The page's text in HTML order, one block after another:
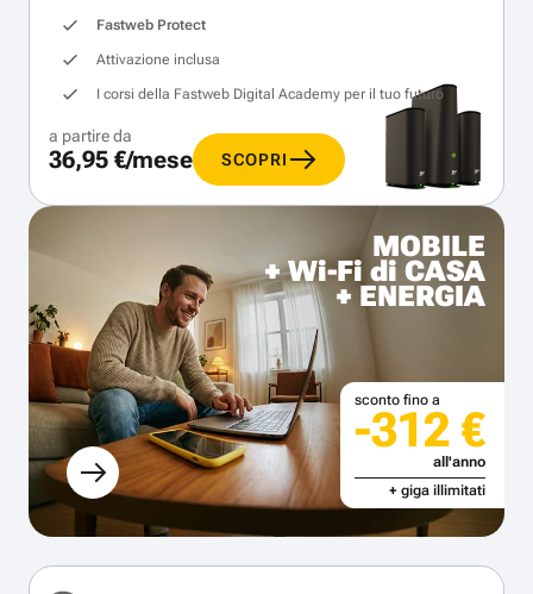
Fastweb Protect
Attivazione inclusa
I corsi della Fastweb Digital Academy per il tuo futuro
a partire da
36,95 €/mese SCOPRI
MOBILE
+ Wi-Fi di CASA
+ ENERGIA
sconto fino a
-312 €
all'anno
+ giga illimitati